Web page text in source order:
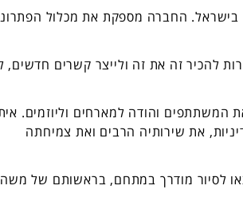
בישראל. החברה מספקת את מכלול
להכיר זה את זה ולייצר קשרים חדשים,
המשתתפים והודה למארחים וליוזמים.
את שירותיה הרבים ואת צמיחתה
לסיור מודרך במתחם, בראשותם של משה